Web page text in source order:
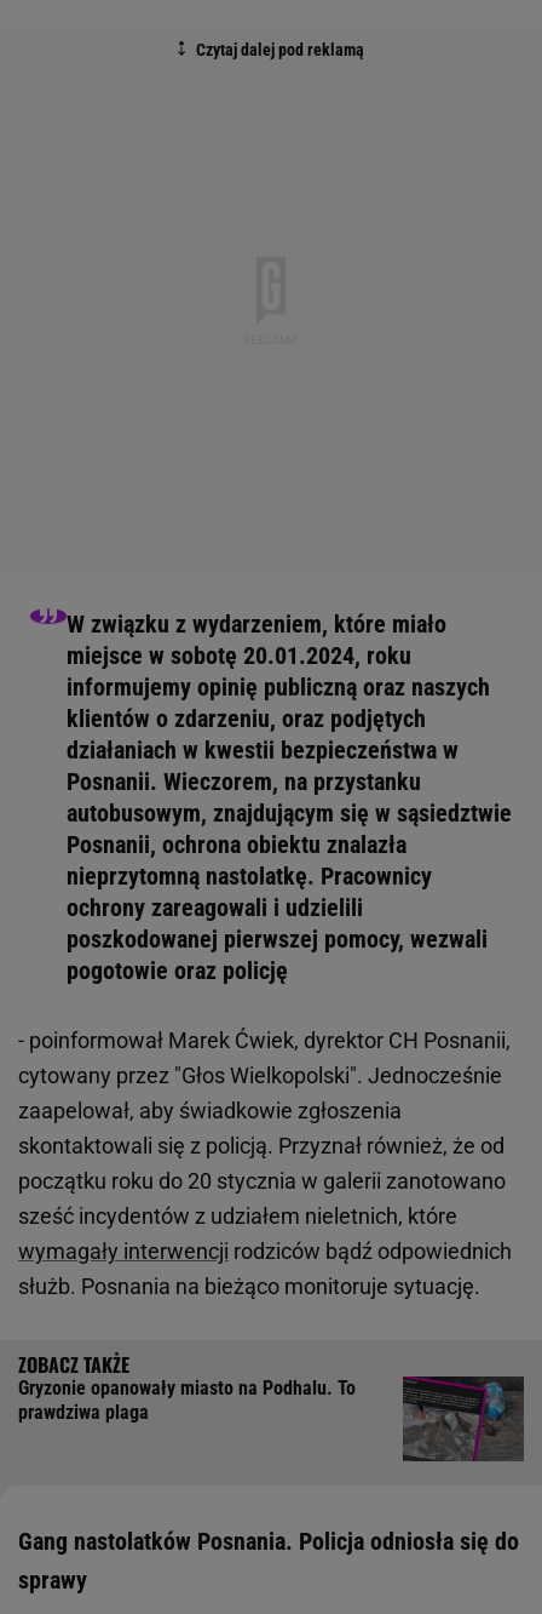
W związku z wydarzeniem, które miało
miejsce w sobotę 20.01.2024, roku
informujemy opinię publiczną oraz naszych
klientów o zdarzeniu, oraz podjętych
działaniach w kwestii bezpieczeństwa w
Posnanii. Wieczorem, na przystanku
autobusowym, znajdującym się w sąsiedztwie
Posnanii, ochrona obiektu znalazła
nieprzytomną nastolatkę. Pracownicy
ochrony zareagowali i udzielili
poszkodowanej pierwszej pomocy, wezwali
pogotowie oraz policję
- poinformował Marek Ćwiek, dyrektor CH Posnanii,
cytowany przez "Głos Wielkopolski". Jednocześnie
zaapelował, aby świadkowie zgłoszenia
skontaktowali się z policją. Przyznał również, że od
początku roku do 20 stycznia w galerii zanotowano
sześć incydentów z udziałem nieletnich, które
wymagały interwencji rodziców bądź odpowiednich
służb. Posnania na bieżąco monitoruje sytuację.
Gryzonie opanowały miasto na Podhalu. To
prawdziwa plaga
Gang nastolatków Posnania. Policja odniosła się do
sprawy